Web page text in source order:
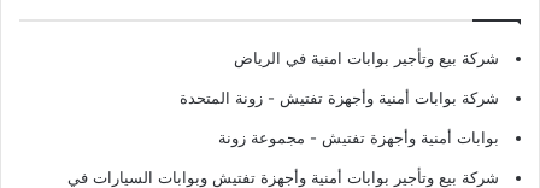
شركة بيع وتأجير بوابات امنية في الرياض
شركة بوابات أمنية وأجهزة تفتيش - زونة المتحدة
بوابات أمنية وأجهزة تفتيش - مجموعة زونة
شركة بيع وتأجير بوابات أمنية وأجهزة تفتيش وبوابات السيارات في